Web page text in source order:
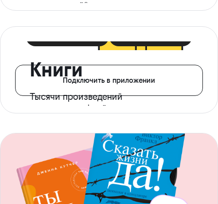
ограничений*
Книги
Тысячи произведений
с доступом офлайн
Подключить в приложении